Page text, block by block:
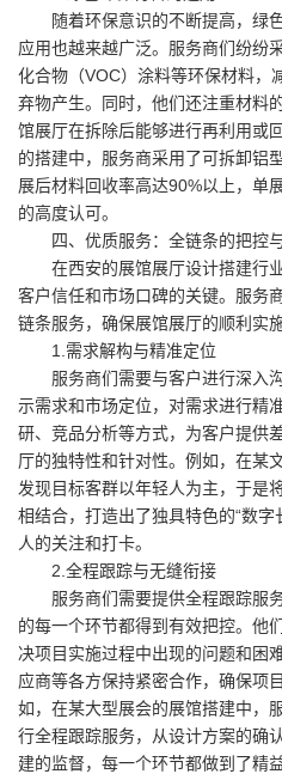
随着环保意识的不断提高，绿色
应用也越来越广泛。服务商们纷纷
化合物（VOC）涂料等环保材料，
弃物产生。同时，他们还注重材料
馆展厅在拆除后能够进行再利用或
的搭建中，服务商采用了可拆卸铝
展后材料回收率高达90%以上，单
的高度认可。
四、优质服务：全链条的把控
在西安的展馆展厅设计搭建行
客户信任和市场口碑的关键。服务
链条服务，确保展馆展厅的顺利实
1.需求解构与精准定位
服务商们需要与客户进行深入
示需求和市场定位，对需求进行精
研、竞品分析等方式，为客户提供
厅的独特性和针对性。例如，在某
发现目标客群以年轻人为主，于是
相结合，打造出了独具特色的“数
人的关注和打卡。
2.全程跟踪与无缝衔接
服务商们需要提供全程跟踪服务
的每一个环节都得到有效把控。他
决项目实施过程中出现的问题和困
应商等各方保持紧密合作，确保项
如，在某大型展会的展馆搭建中，
行全程跟踪服务，从设计方案的确
建的监督，每一个环节都做到了精